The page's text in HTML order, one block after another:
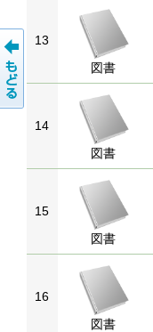
13
図書
14
図書
15
図書
16
図書